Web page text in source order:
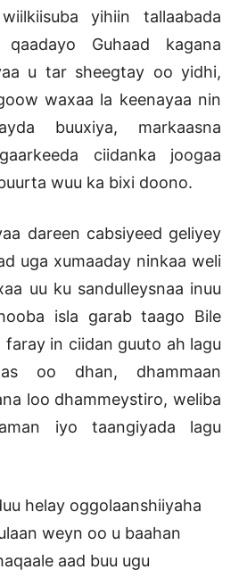
yihiin tallaabada
Guhaad kagana
u tar sheegtay oo yidhi,
waxaa la keenayaa nin
buuxiya, markaasna
ciidanka joogaa
wuu ka bixi doono.
dareen cabsiyeed geliyey
uga xumaaday ninkaa weli
uu ku sandulleysnaa inuu
isla garab taago Bile
faray in ciidan guuto ah lagu
oo dhan, dhammaan
loo dhammeystiro, weliba
iyo taangiyada lagu
helay oggolaanshiiyaha
weyn oo u baahan
aad buu ugu